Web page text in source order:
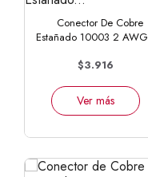
Conector De Cobre
Estañado 10003 2 AWG
$3.916
Ver más